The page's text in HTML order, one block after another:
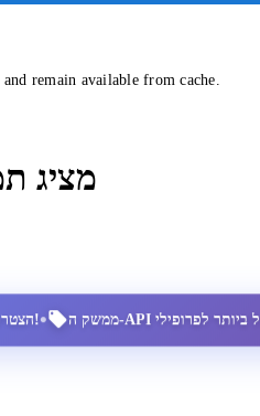
remain available from cache.
מציג
הצטרפו ליותר מ-2,500 מנויים מרוצים!•